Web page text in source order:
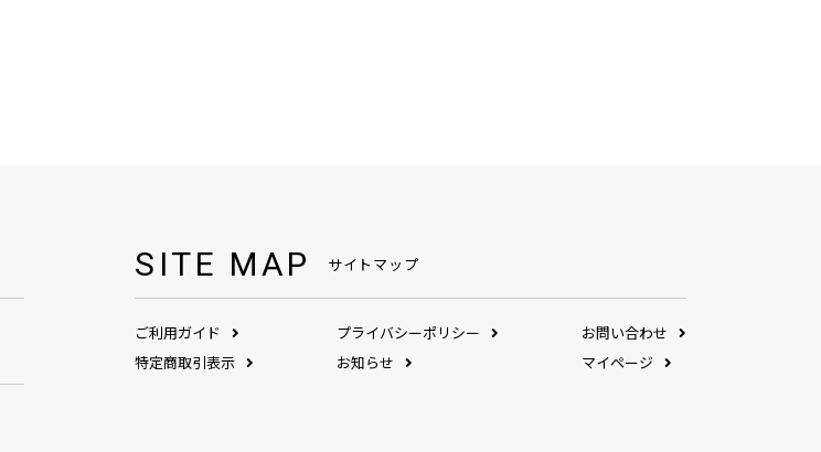
SITE MAP サイトマップ
ご利用ガイド
特定商取引表示
プライバシーポリシー
お知らせ
お問い合わせ
マイページ